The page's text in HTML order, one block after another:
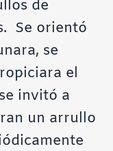
de
Se orientó
se
el
invitó a
un arrullo